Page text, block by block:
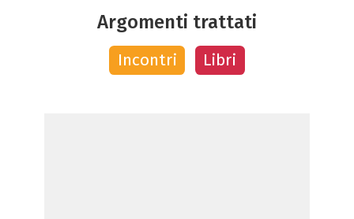
Argomenti trattati
Incontri Libri